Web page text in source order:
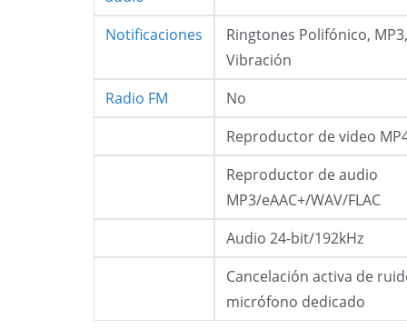
Notificaciones
Ringtones Polifónico,
Vibración
Radio FM
No
Reproductor de video
Reproductor de audio
MP3/eAAC+/WAV/FLAC
Audio 24-bit/192kHz
Cancelación activa de
micrófono dedicado